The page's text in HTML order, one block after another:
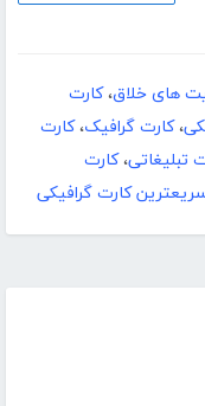
های خلاق،کارت
،کارت گرافیک،کارت
تبلیغاتی،کارت
کارت گرافیکی